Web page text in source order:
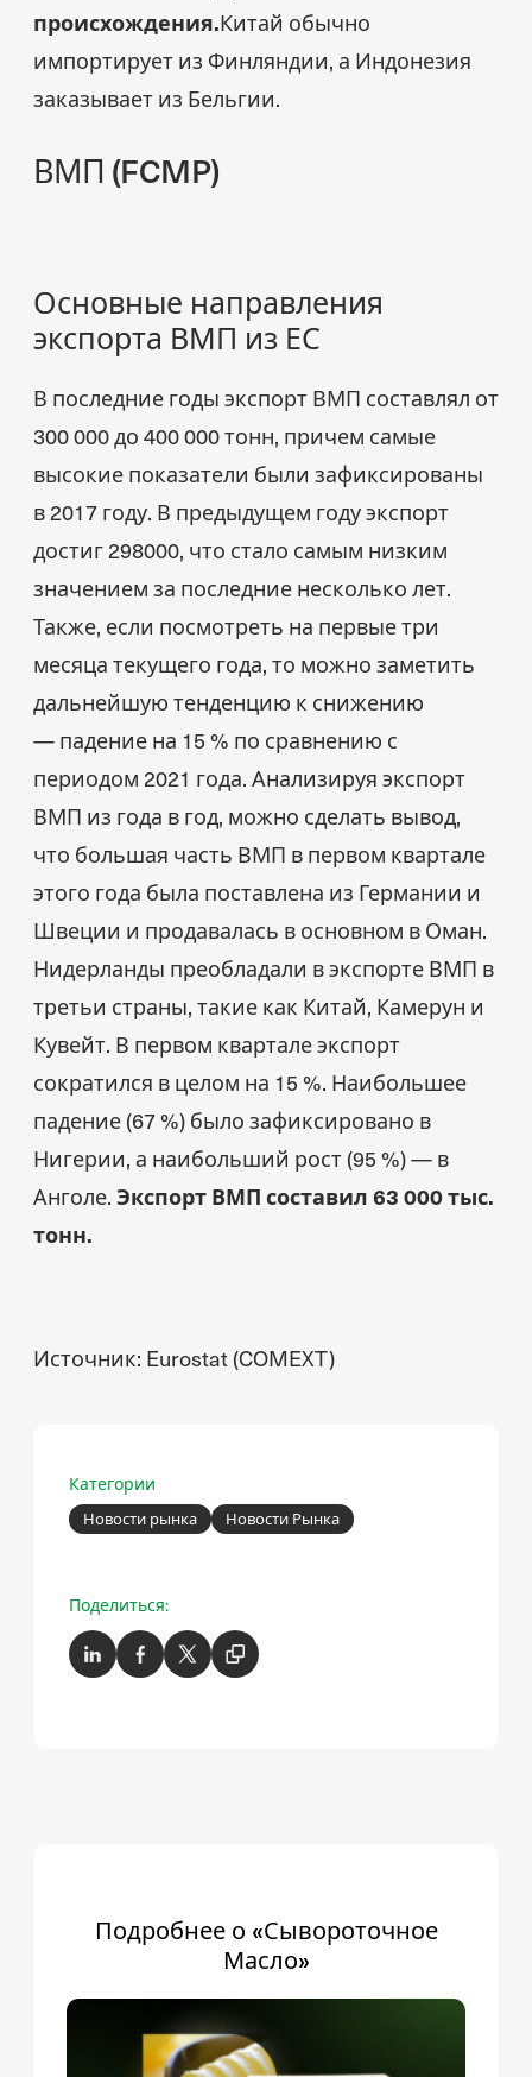
происхождения.Китай обычно
импортирует из Финляндии, а Индонезия
заказывает из Бельгии.
ВМП (FCMP)
Основные направления
экспорта ВМП из ЕС
В последние годы экспорт ВМП составлял от
300 000 до 400 000 тонн, причем самые
высокие показатели были зафиксированы
в 2017 году. В предыдущем году экспорт
достиг 298000, что стало самым низким
значением за последние несколько лет.
Также, если посмотреть на первые три
месяца текущего года, то можно заметить
дальнейшую тенденцию к снижению
— падение на 15 % по сравнению с
периодом 2021 года. Анализируя экспорт
ВМП из года в год, можно сделать вывод,
что большая часть ВМП в первом квартале
этого года была поставлена из Германии и
Швеции и продавалась в основном в Оман.
Нидерланды преобладали в экспорте ВМП в
третьи страны, такие как Китай, Камерун и
Кувейт. В первом квартале экспорт
сократился в целом на 15 %. Наибольшее
падение (67 %) было зафиксировано в
Нигерии, а наибольший рост (95 %) — в
Анголе. Экспорт ВМП составил 63 000 тыс.
тонн.
Источник: Eurostat (COMEXT)
Категории
Новости рынка Новости Рынка
Поделиться:
Подробнее о «Сывороточное
Масло»